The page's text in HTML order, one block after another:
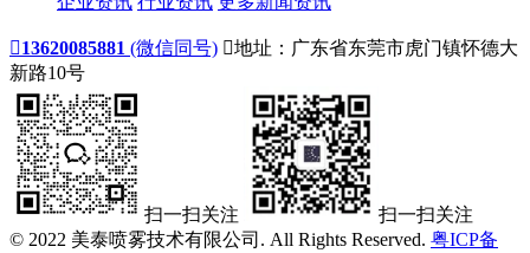
13620085881 (微信同号) 地址：广东省东莞市虎门镇怀德大
新路10号
扫一扫关注
扫一扫关注
© 2022 美泰喷雾技术有限公司. All Rights Reserved. 粤ICP备